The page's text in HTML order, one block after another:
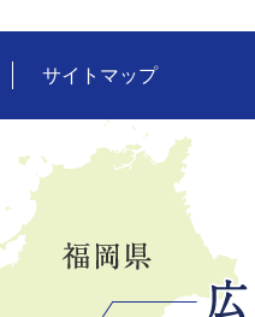
サイトマップ